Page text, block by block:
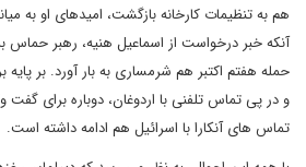
هم به تنظیمات کارخانه بازگشت، امیدهای او به
آنکه خبر درخواست از اسماعیل هنیه، رهبر حماس
حمله هفتم اکتبر هم شرمساری به بار آورد. بر
و در پی تماس تلفنی با اردوغان، دوباره برای گفت
تماس های آنکارا با اسرائیل هم ادامه داشته است.